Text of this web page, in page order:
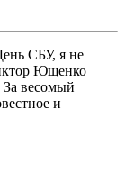
СБУ, я не
Ющенко
весомый
и